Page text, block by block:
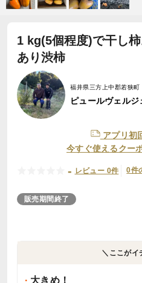
1 kg(5個程度)で干し
あり渋柿
福井県三方上中郡若狭町
ピュールヴェルジ
アプリ初
今すぐ使えるクー
- レビュー 0件 0件
販売期間終了
＼ここがイ
大きめ！